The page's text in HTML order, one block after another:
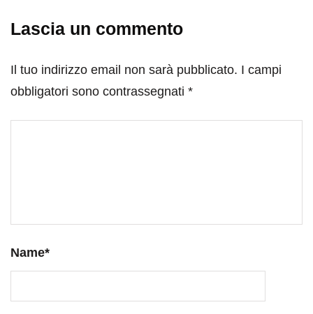
Lascia un commento
Il tuo indirizzo email non sarà pubblicato. I campi
obbligatori sono contrassegnati *
Name*